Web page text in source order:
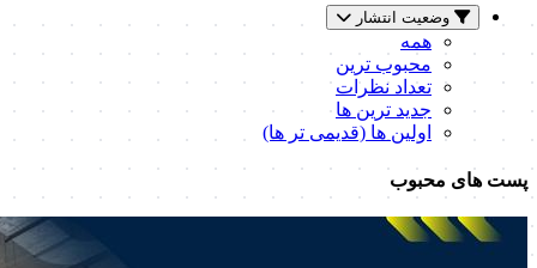
وضعیت انتشار
همه
محبوب ترین
تعداد نظرات
جدید ترین ها
اولین ها (قدیمی تر ها)
پست های محبوب